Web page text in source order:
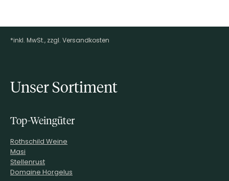
Footer-Menü
*inkl. MwSt., zzgl. Versandkosten
Unser Sortiment
Top-Weingüter
Rothschild Weine
Masi
Stellenrust
Domaine Horgelus